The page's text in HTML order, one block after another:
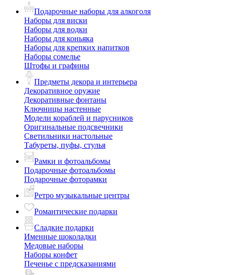
Подарочные наборы для алкоголя
Наборы для виски
Наборы для водки
Наборы для коньяка
Наборы для крепких напитков
Наборы сомелье
Штофы и графины
Предметы декора и интерьера
Декоративное оружие
Декоративные фонтаны
Ключницы настенные
Модели кораблей и парусников
Оригинальные подсвечники
Светильники настольные
Табуреты, пуфы, стулья
Рамки и фотоальбомы
Подарочные фотоальбомы
Подарочные фоторамки
Ретро музыкальные центры
Романтические подарки
Сладкие подарки
Именные шоколадки
Медовые наборы
Наборы конфет
Печенье с предсказаниями